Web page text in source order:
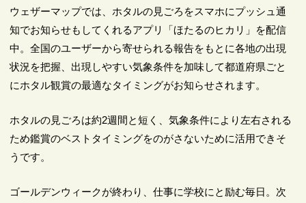
ウェザーマップでは、ホタルの見ごろをスマホにプッシュ通
知でお知らせもしてくれるアプリ「ほたるのヒカリ」を配信
中。全国のユーザーから寄せられる報告をもとに各地の出現
状況を把握、出現しやすい気象条件を加味して都道府県ごと
にホタル観賞の最適なタイミングがお知らせされます。
ホタルの見ごろは約2週間と短く、気象条件により左右される
ため鑑賞のベストタイミングをのがさないために活用できそ
うです。
ゴールデンウィークが終わり、仕事に学校にと励む毎日。次